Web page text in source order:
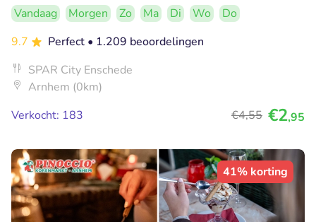
Vandaag Morgen Zo Ma Di Wo
Do
9.7
Perfect • 1.209 beoordelingen
SPAR City Enschede
Arnhem (0km)
Verkocht: 183
€4,55 €2,95
41% korting